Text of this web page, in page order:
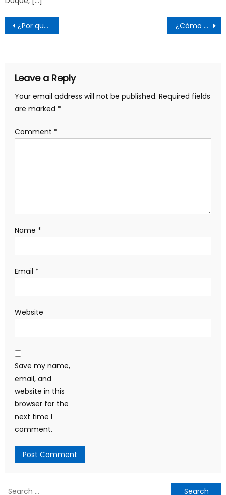
Post
navigation
¿Por qué cayó Castillo? ¿Cómo de fuerte es la alianza político-militar entre Rusia y China?
Leave a Reply
Your email address will not be published. Required fields
are marked *
Comment *
Name *
Email *
Website
Save my name,
email, and
website in this
browser for the
next time I
comment.
Search